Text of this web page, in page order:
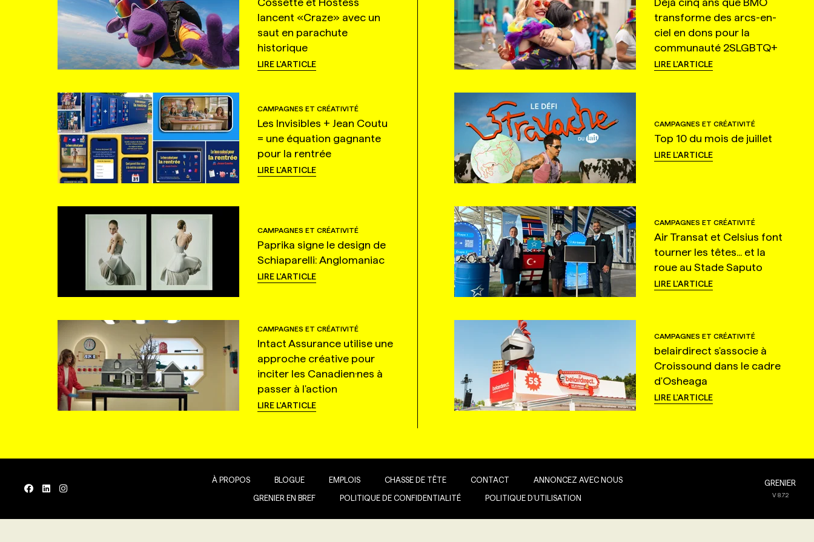
lancent «Craze» avec un
saut en parachute
historique
LIRE L'ARTICLE
transforme des arcs-en-
ciel en dons pour la
communauté 2SLGBTQ+
LIRE L'ARTICLE
CAMPAGNES ET CRÉATIVITÉ
Les Invisibles + Jean Coutu
= une équation gagnante
pour la rentrée
LIRE L'ARTICLE
CAMPAGNES ET CRÉATIVITÉ
Top 10 du mois de juillet
LIRE L'ARTICLE
CAMPAGNES ET CRÉATIVITÉ
Paprika signe le design de
Schiaparelli: Anglomaniac
LIRE L'ARTICLE
CAMPAGNES ET CRÉATIVITÉ
Air Transat et Celsius font
tourner les têtes... et la
roue au Stade Saputo
LIRE L'ARTICLE
CAMPAGNES ET CRÉATIVITÉ
Intact Assurance utilise une
approche créative pour
inciter les Canadien·nes à
passer à l'action
LIRE L'ARTICLE
CAMPAGNES ET CRÉATIVITÉ
belairdirect s'associe à
Croissound dans le cadre
d'Osheaga
LIRE L'ARTICLE
À PROPOS BLOGUE EMPLOIS CHASSE DE TÊTE CONTACT ANNONCEZ AVEC NOUS
GRENIER EN BREF POLITIQUE DE CONFIDENTIALITÉ POLITIQUE D’UTILISATION
GRENIER
V8.7.2